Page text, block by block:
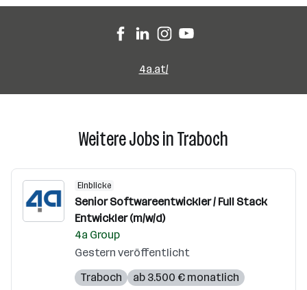
4a.at/
Weitere Jobs in Traboch
Einblicke
Senior Softwareentwickler / Full Stack
Entwickler (m/w/d)
4a Group
Gestern veröffentlicht
Traboch
ab 3.500 € monatlich